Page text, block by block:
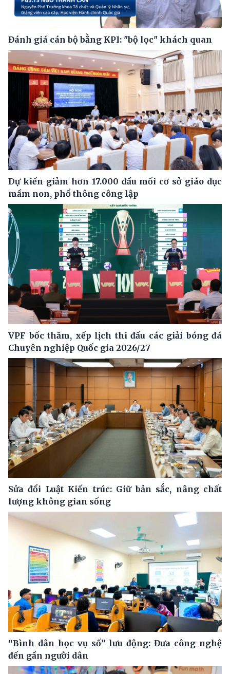
Đánh giá cán bộ bằng KPI: "bộ lọc" khách quan
Dự kiến giảm hơn 17.000 đầu mối cơ sở giáo dục
mầm non, phổ thông công lập
VPF bốc thăm, xếp lịch thi đấu các giải bóng đá
Chuyên nghiệp Quốc gia 2026/27
Sửa đổi Luật Kiến trúc: Giữ bản sắc, nâng chất
lượng không gian sống
“Bình dân học vụ số” lưu động: Đưa công nghệ
đến gần người dân